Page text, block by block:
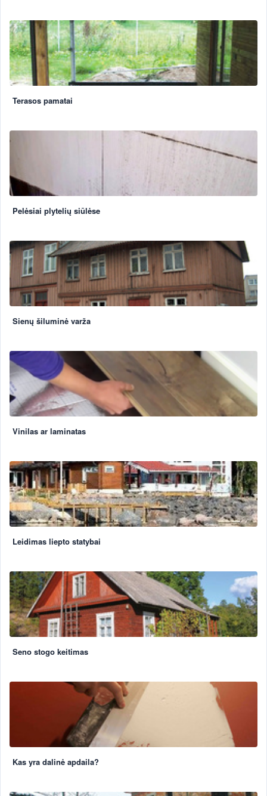
Terasos pamatai
Pelėsiai plytelių siūlėse
Sienų šiluminė varža
Vinilas ar laminatas
Leidimas liepto statybai
Seno stogo keitimas
Kas yra dalinė apdaila?